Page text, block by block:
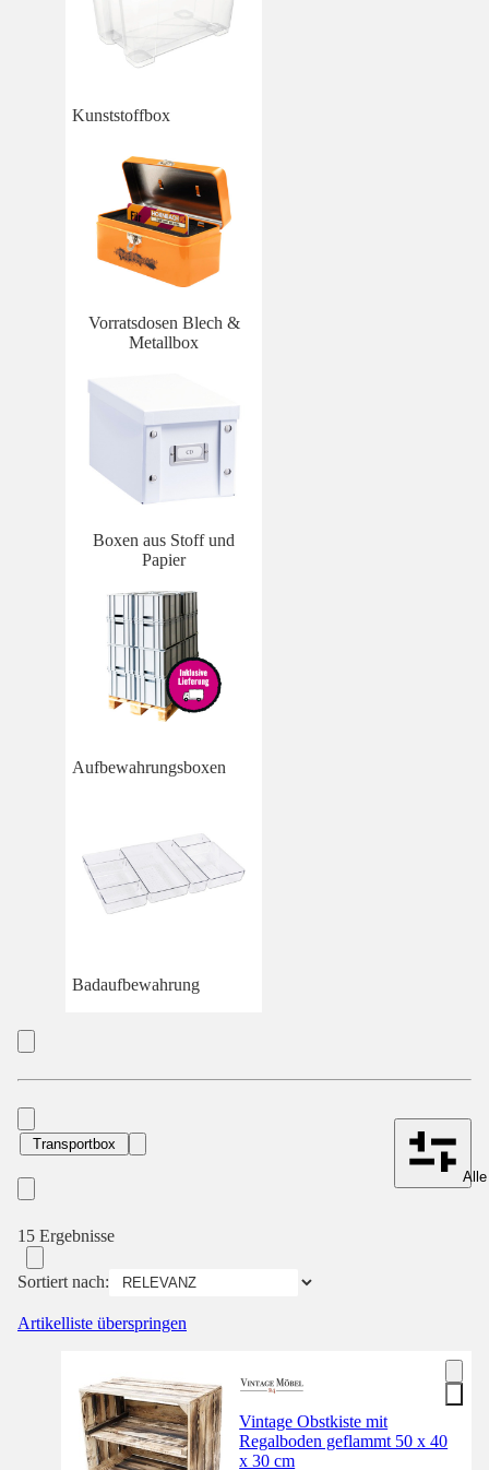
Kunststoffbox
Vorratsdosen Blech &
Metallbox
Boxen aus Stoff und
Papier
Aufbewahrungsboxen
Badaufbewahrung
Transportbox
15 Ergebnisse
Sortiert nach:
Artikelliste überspringen
Vintage Obstkiste mit
Regalboden geflammt 50 x 40
x 30 cm